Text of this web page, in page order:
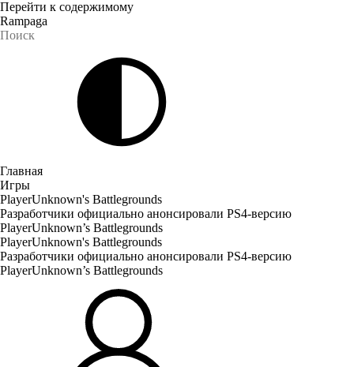
Перейти к содержимому
Rampaga
Главная
Игры
PlayerUnknown's Battlegrounds
Разработчики официально анонсировали PS4-версию
PlayerUnknown’s Battlegrounds
PlayerUnknown's Battlegrounds
Разработчики официально анонсировали PS4-версию
PlayerUnknown’s Battlegrounds